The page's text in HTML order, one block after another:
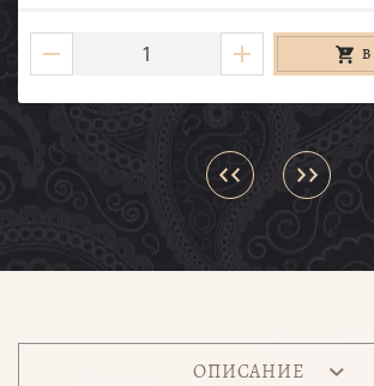
ОПИСАНИЕ